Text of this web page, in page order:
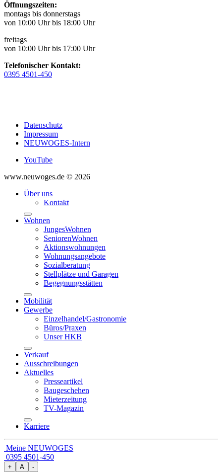
Öffnungszeiten:
montags bis donnerstags
von 10:00 Uhr bis 18:00 Uhr
freitags
von 10:00 Uhr bis 17:00 Uhr
Telefonischer Kontakt:
0395 4501-450
Datenschutz
Impressum
NEUWOGES-Intern
YouTube
www.neuwoges.de © 2026
Über uns
Kontakt
Wohnen
JungesWohnen
SeniorenWohnen
Aktionswohnungen
Wohnungsangebote
Sozialberatung
Stellplätze und Garagen
Begegnungsstätten
Mobilität
Gewerbe
Einzelhandel/Gastronomie
Büros/Praxen
Unser HKB
Verkauf
Ausschreibungen
Aktuelles
Presseartikel
Baugeschehen
Mieterzeitung
TV-Magazin
Karriere
Meine NEUWOGES
0395 4501-450
+ A -